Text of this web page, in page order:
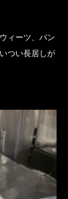
ィーツ、パン
つい長居しが